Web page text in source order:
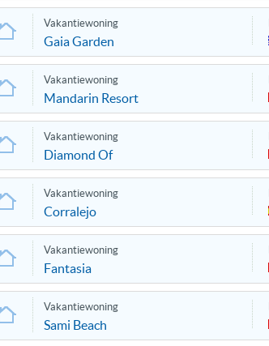
Vakantiewoning
Gaia Garden
Vakantiewoning
Mandarin Resort
Vakantiewoning
Diamond Of
Vakantiewoning
Corralejo
Vakantiewoning
Fantasia
Vakantiewoning
Sami Beach